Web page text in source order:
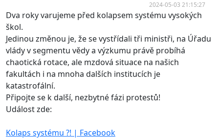
2024-05-03 21:15:27
Dva roky varujeme před kolapsem systému vysokých
škol.
Jedinou změnou je, že se vystřídali tři ministři, na Úřadu
vlády v segmentu vědy a výzkumu právě probíhá
chaotická rotace, ale mzdová situace na našich
fakultách i na mnoha dalších institucích je
katastrofální.
Připojte se k další, nezbytné fázi protestů!
Událost zde:
Kolaps systému ?! | Facebook